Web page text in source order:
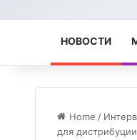
НОВОСТИ
Home /
для